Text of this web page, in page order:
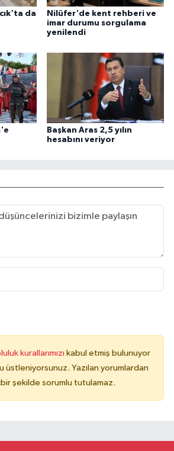
da
Nilüfer'de kent rehberi ve
imar durumu sorgulama
yenilendi
Başkan Aras 2,5 yılın
hesabını veriyor
kurallarımızı kabul etmiş bulunuyor
üstleniyorsunuz. Yazılan yorumlardan
şekilde sorumlu tutulamaz.